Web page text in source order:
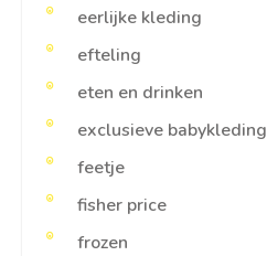
eerlijke kleding
efteling
eten en drinken
exclusieve babykleding
feetje
fisher price
frozen